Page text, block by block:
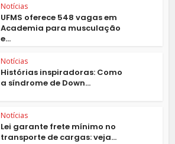
Notícias
UFMS oferece 548 vagas em
Academia para musculação
e...
Notícias
Histórias inspiradoras: Como
a síndrome de Down...
Notícias
Lei garante frete mínimo no
transporte de cargas: veja...